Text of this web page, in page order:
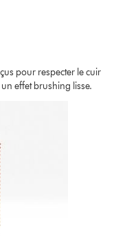
pour respecter le cuir
effet brushing lisse.